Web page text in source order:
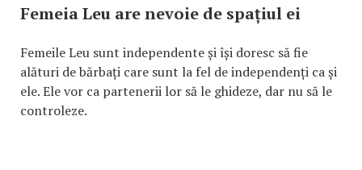
Femeia Leu are nevoie de spațiul ei
Femeile Leu sunt independente și își doresc să fie
alături de bărbați care sunt la fel de independenți ca și
ele. Ele vor ca partenerii lor să le ghideze, dar nu să le
controleze.